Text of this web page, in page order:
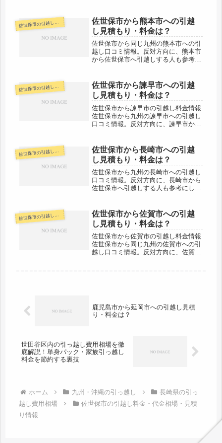
ある引越しになりますね。引越し会社
と時間帯よっては当日中の引越しも...
佐 世保市の引越し料金・代金相場・見積り情報
佐世保市から熊本市への引越
し見積もり・料金は？
佐世保市から同じ九州の熊本市への引
越し口コミ情報。反対方向に、熊本市
から佐世保市へ引越しする人も参考に
半程度かかる範囲なので、その日中の
引越しが難しくなってきます。引越...
佐世保市の引越し料金・代金相場・見積り情報
佐世保市から諫早市への引越
し見積もり・料金は？
佐世保市から諫早市の引越し料金情報
佐世保市から九州の諫早市への引越し
口コミ情報。反対方向に、諫早市から
諫早市までは約80kmとやや距離があ
ります。当日中に引越しは可能な範
囲...
佐 世保市の引越し料金・代金相場・見積り情報
佐世保市から長崎市への引越
し見積もり・料金は？
佐世保市から九州の長崎市への引越し
口コミ情報。反対方向に、長崎市から
佐世保市へ引越しする人も参考にして
ります。車で約１時間強くらいかかり
ますが、その日のうちに引越しを終
え...
佐 世保市の引越し料金・代金相場・見積り情報
佐世保市から佐賀市への引越
し見積もり・料金は？
佐世保市から佐賀市の引越し料金情報
佐世保市から同じ九州の佐賀市への引
越し口コミ情報。反対方向に、佐賀市
鹿児島市から延岡市への引越し見積
り・料金は？
世田谷区内の引っ越し費用相場を徹
底解説！単身パック・家族引っ越し
料金を節約する裏技
ホーム 九州・沖縄の引っ越し
長崎県の引っ
越し費用相場
佐世保市の引越し料金・代金相場・見積
り情報